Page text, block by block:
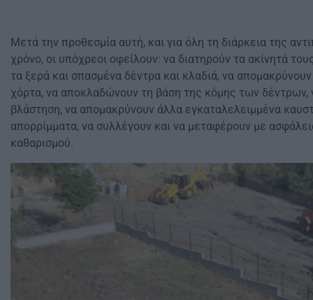
Μετά την προθεσμία αυτή, και για όλη τη διάρκεια της
χρόνο, οι υπόχρεοι οφείλουν: να διατηρούν τα ακίνητά
τα ξερά και σπασμένα δέντρα και κλαδιά, να
χόρτα, να αποκλαδώνουν τη βάση της κόμης των
βλάστηση, να απομακρύνουν άλλα εγκαταλελειμμένα
απορρίμματα, να συλλέγουν και να μεταφέρουν με
καθαρισμού.